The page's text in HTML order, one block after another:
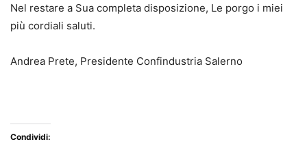
Nel restare a Sua completa disposizione, Le porgo i miei
più cordiali saluti.
Andrea Prete, Presidente Confindustria Salerno
Condividi: